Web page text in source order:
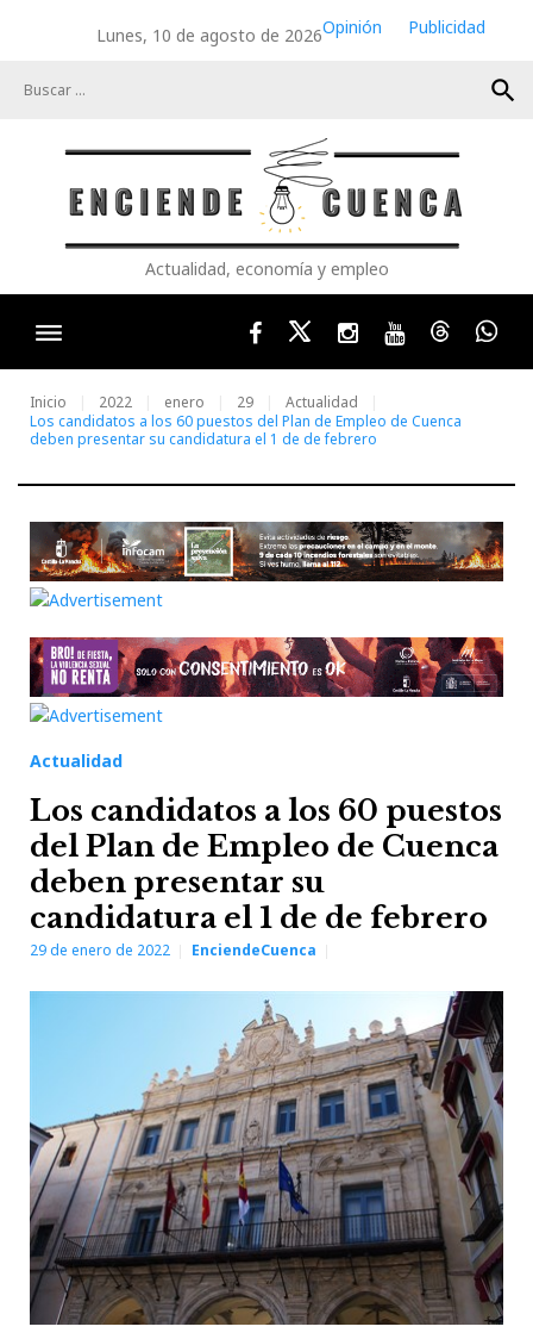
Lunes, 10 de agosto de 2026Opinión
Publicidad
search
Actualidad, economía y empleo
FacebookTwitterInstagram
YoutubeThreads
Inicio 2022 enero 29
Actualidad
Los candidatos a los 60 puestos del Plan de Empleo de Cuenca
deben presentar su candidatura el 1 de de febrero
Actualidad
Los candidatos a los 60 puestos
del Plan de Empleo de Cuenca
deben presentar su
candidatura el 1 de de febrero
29 de enero de 2022 EnciendeCuenca